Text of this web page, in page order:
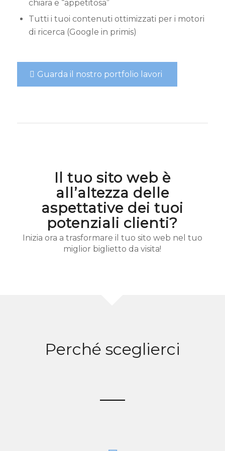
chiara e “appetitosa”
Tutti i tuoi contenuti ottimizzati per i motori
di ricerca (Google in primis)
Guarda il nostro portfolio lavori
Il tuo sito web è
all’altezza delle
aspettative dei tuoi
potenziali clienti?
Inizia ora a trasformare il tuo sito web nel tuo
miglior biglietto da visita!
Perché sceglierci